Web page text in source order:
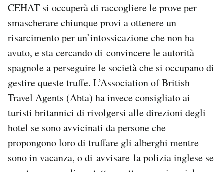
CEHAT si occuperà di raccogliere le prove per
smascherare chiunque provi a ottenere un
risarcimento per un’intossicazione che non ha
avuto, e sta cercando di convincere le autorità
spagnole a perseguire le società che si occupano di
gestire queste truffe. L’Association of British
Travel Agents (Abta) ha invece consigliato ai
turisti britannici di rivolgersi alle direzioni degli
hotel se sono avvicinati da persone che
propongono loro di truffare gli alberghi mentre
sono in vacanza, o di avvisare la polizia inglese se